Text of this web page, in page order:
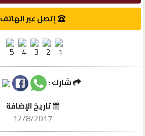
إتصل
إتصل عبر الهاتف
شارك :
تاريخ الإضافة
12/8/2017